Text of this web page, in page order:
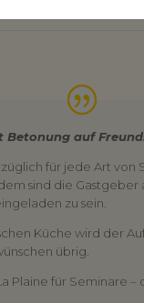
Betonung auf
für jede Art von
sind die
zu sein.
Küche wird der
übrig.
Plaine für Seminare –